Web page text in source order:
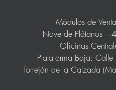
Módulos de
Nave de Plátanos
Oficinas
Plataforma Baja: Calle
Torrejón de la Calzada